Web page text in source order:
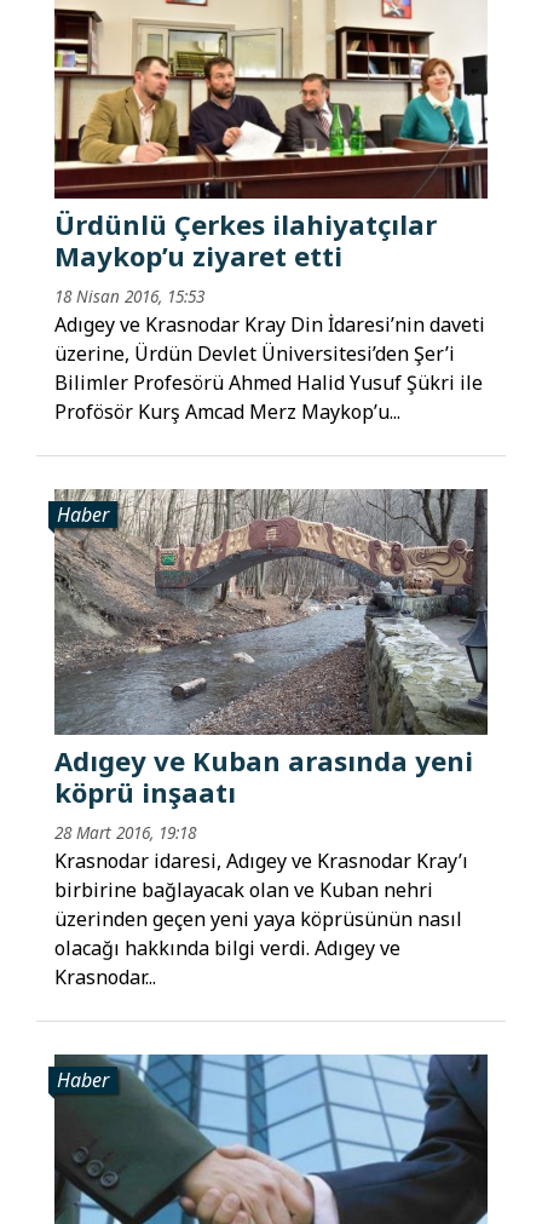
Ürdünlü Çerkes ilahiyatçılar
Maykop’u ziyaret etti
18 Nisan 2016, 15:53
Adıgey ve Krasnodar Kray Din İdaresi’nin daveti
üzerine, Ürdün Devlet Üniversitesi’den Şer’i
Bilimler Profesörü Ahmed Halid Yusuf Şükri ile
Profösör Kurş Amcad Merz Maykop’u...
Haber
Adıgey ve Kuban arasında yeni
köprü inşaatı
28 Mart 2016, 19:18
Krasnodar idaresi, Adıgey ve Krasnodar Kray’ı
birbirine bağlayacak olan ve Kuban nehri
üzerinden geçen yeni yaya köprüsünün nasıl
olacağı hakkında bilgi verdi. Adıgey ve
Krasnodar...
Haber